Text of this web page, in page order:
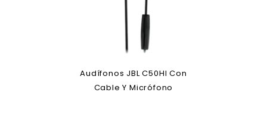
Audífonos JBL C50HI Con
Cable Y Micrófono